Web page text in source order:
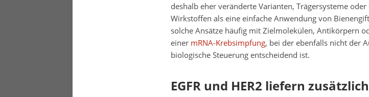
deshalb eher veränderte Varianten, Trägersysteme
Wirkstoffen als eine einfache Anwendung von
solche Ansätze häufig mit Zielmolekülen, Antikörpern
einer mRNA-Krebsimpfung, bei der ebenfalls nicht der
biologische Steuerung entscheidend ist.
EGFR und HER2 liefern